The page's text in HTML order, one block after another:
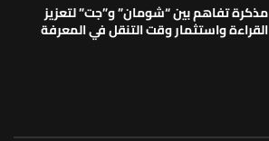
مذكرة تفاهم بين “شومان” و”جت” لتعزيز
القراءة واستثمار وقت التنقل في المعرفة